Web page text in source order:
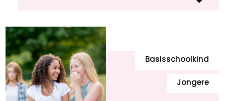
Basisschoolkind
Jongere